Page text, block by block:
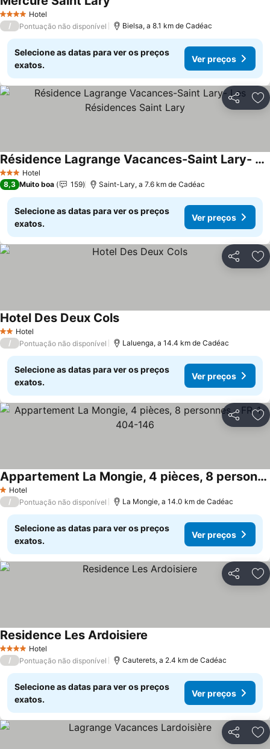
4 EstrelasHotel
/ Pontuação não disponível Bielsa, a 8.1 km de Cadéac
Selecione as datas para ver os preços
exatos.
Ver preços
Partilhar
3 EstrelasHotel
Résidence Lagrange Vacances-Saint Lary- Les Résidences Saint Lary
Ver preços
8,3 Muito boa 159 Saint-Lary, a 7.6 km de Cadéac
Selecione as datas para ver os preços
exatos.
Ver preços
Partilhar
2 Estrelas
Hotel
Hotel Des Deux ColsVer preços
/ Pontuação não disponível Laluenga, a 14.4 km de Cadéac
Selecione as datas para ver os preços
exatos.
Ver preços
Partilhar
1 Estrelas
Hotel
Appartement La Mongie, 4 pièces, 8 personnes - FR-1-404-146
Ver preços
/ Pontuação não disponível La Mongie, a 14.0 km de Cadéac
Selecione as datas para ver os preços
exatos.
Ver preços
Partilhar
4 EstrelasHotel
Residence Les Ardoisiere
/ Pontuação não disponível Cauterets, a 2.4 km de Cadéac
Selecione as datas para ver os preços
exatos.
Ver preços
Partilhar